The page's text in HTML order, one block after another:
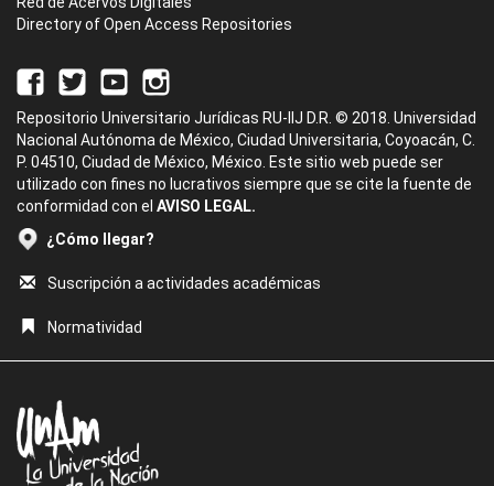
Directory of Open Access Repositories
Repositorio Universitario Jurídicas RU-IIJ D.R. © 2018. Universidad
Nacional Autónoma de México, Ciudad Universitaria, Coyoacán, C.
P. 04510, Ciudad de México, México. Este sitio web puede ser
utilizado con fines no lucrativos siempre que se cite la fuente de
conformidad con el AVISO LEGAL.
¿Cómo llegar?
Suscripción a actividades académicas
Normatividad